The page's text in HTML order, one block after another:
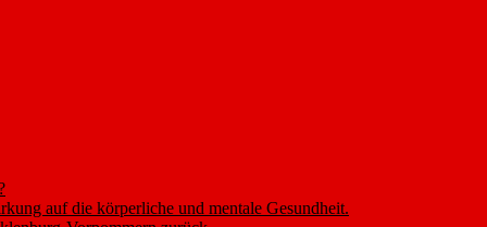
auf die körperliche und mentale Gesundheit.